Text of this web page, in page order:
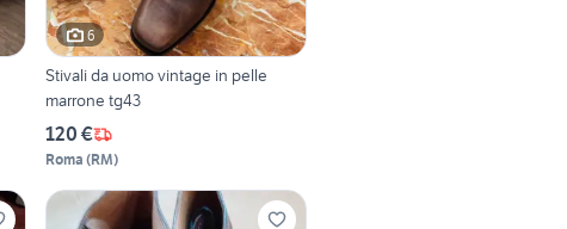
6
Stivali da uomo vintage in pelle
marrone tg43
120 €
Roma (RM)